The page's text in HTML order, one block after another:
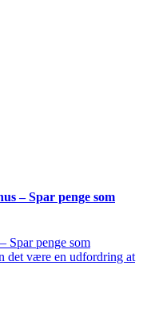
– Spar penge som
Spar penge som
det være en udfordring at